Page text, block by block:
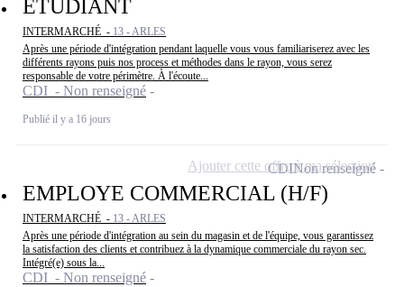
ETUDIANT
INTERMARCHÉ - 13 - ARLES
Après une période d'intégration pendant laquelle vous vous familiariserez avec les
différents rayons puis nos process et méthodes dans le rayon, vous serez
responsable de votre périmètre. À l'écoute...
CDI - Non renseigné
Publié il y a 16 jours
EMPLOYE COMMERCIAL (H/F)
INTERMARCHÉ - 13 - ARLES
Après une période d'intégration au sein du magasin et de l'équipe, vous garantissez
la satisfaction des clients et contribuez à la dynamique commerciale du rayon sec.
Intégré(e) sous la...
CDI - Non renseigné
CDINon renseigné
Ajouter cette offre à ma sélection